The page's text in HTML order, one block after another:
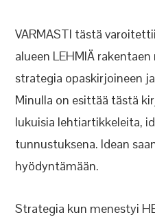
VARMASTI tästä
alueen LEHMIÄ
strategia opaskirjoineen
Minulla on esittää tästä
lukuisia lehtiartikkeleita,
tunnustuksena. Idean
hyödyntämään.
Strategia kun menestyi